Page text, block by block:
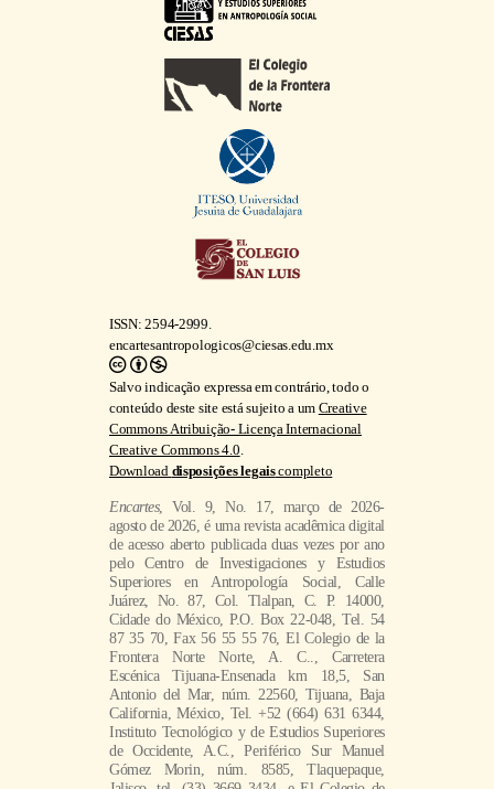
ISSN: 2594-2999.
encartesantropologicos@ciesas.edu.mx
Salvo indicação expressa em contrário, todo o
conteúdo deste site está sujeito a um Creative
Commons Atribuição- Licença Internacional
Creative Commons 4.0.
Download disposições legaiscompleto
Encartes, Vol. 9, No. 17, março de 2026-
agosto de 2026, é uma revista acadêmica digital
de acesso aberto publicada duas vezes por ano
pelo Centro de Investigaciones y Estudios
Superiores en Antropología Social, Calle
Juárez, No. 87, Col. Tlalpan, C. P. 14000,
Cidade do México, P.O. Box 22-048, Tel. 54
87 35 70, Fax 56 55 55 76, El Colegio de la
Frontera Norte Norte, A. C.., Carretera
Escénica Tijuana-Ensenada km 18,5, San
Antonio del Mar, núm. 22560, Tijuana, Baja
California, México, Tel. +52 (664) 631 6344,
Instituto Tecnológico y de Estudios Superiores
de Occidente, A.C., Periférico Sur Manuel
Gómez Morin, núm. 8585, Tlaquepaque,